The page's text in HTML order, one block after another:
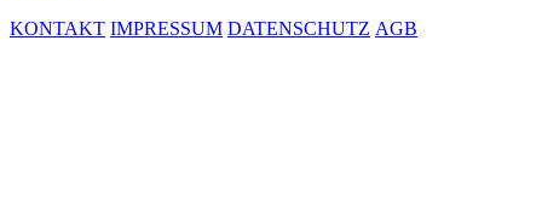
KONTAKT IMPRESSUM DATENSCHUTZ AGB